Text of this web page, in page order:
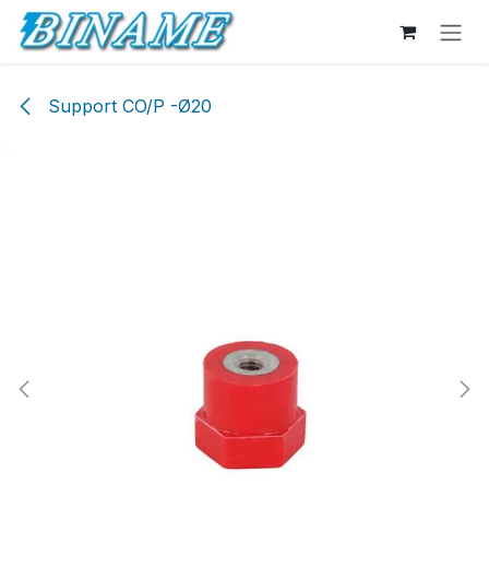
Se rendre au contenu
Support CO/P -Ø20